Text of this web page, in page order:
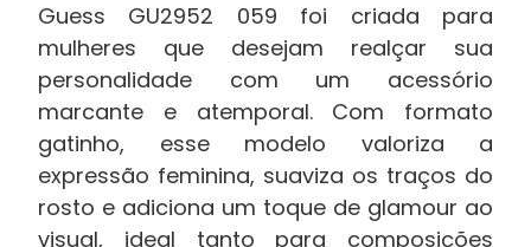
Guess GU2952 059 foi criada para
mulheres que desejam realçar sua
personalidade com um acessório
marcante e atemporal. Com formato
gatinho, esse modelo valoriza a
expressão feminina, suaviza os traços do
rosto e adiciona um toque de glamour ao
visual, ideal tanto para composições